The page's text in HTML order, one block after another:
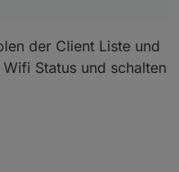
der Client Liste und
Status und schalten